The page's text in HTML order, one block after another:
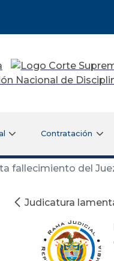
Contratación
fallecimiento del
Judicatura